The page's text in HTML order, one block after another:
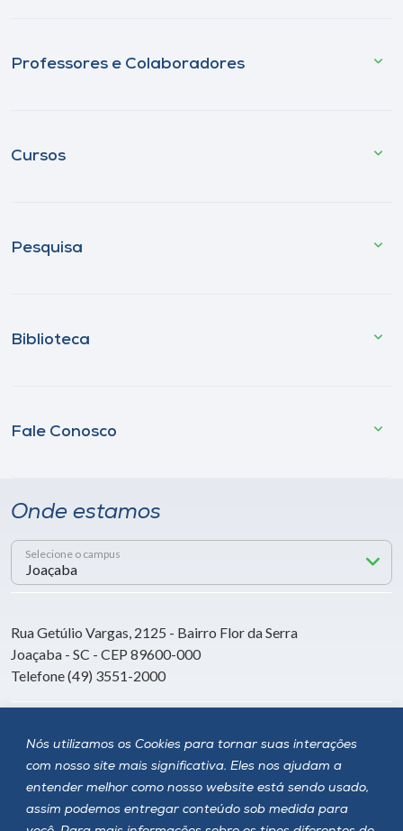
Nós utilizamos os Cookies para tornar suas interações
com nosso site mais significativa. Eles nos ajudam a
entender melhor como nosso website está sendo usado,
assim podemos entregar conteúdo sob medida para
Professores e Colaboradores
Cursos
Pesquisa
Biblioteca
Fale Conosco
Onde estamos
Selecione o campus
Rua Getúlio Vargas, 2125 - Bairro Flor da Serra
Joaçaba - SC - CEP 89600-000
Telefone (49) 3551-2000
Siga a Unoesc